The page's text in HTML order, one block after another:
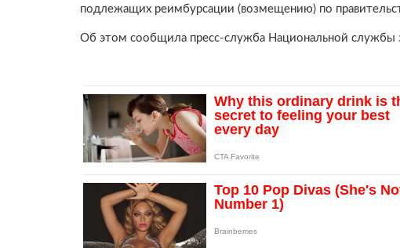
подлежащих реимбурсации (возмещению) по
Об этом сообщила пресс-служба Национальной службы